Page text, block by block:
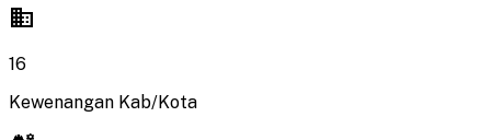
domain
16
Kewenangan Kab/Kota